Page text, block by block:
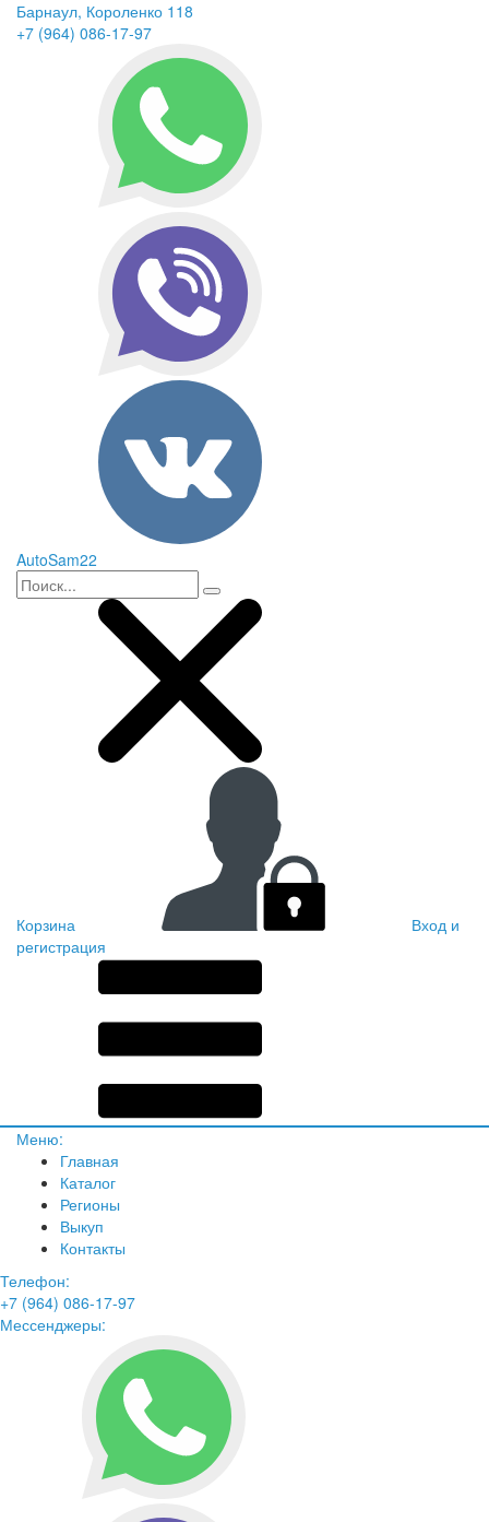
Барнаул, Короленко 118
+7 (964) 086-17-97
AutoSam22
Корзина
Вход и
регистрация
Меню:
Главная
Каталог
Регионы
Выкуп
Контакты
Телефон:
+7 (964) 086-17-97
Мессенджеры: